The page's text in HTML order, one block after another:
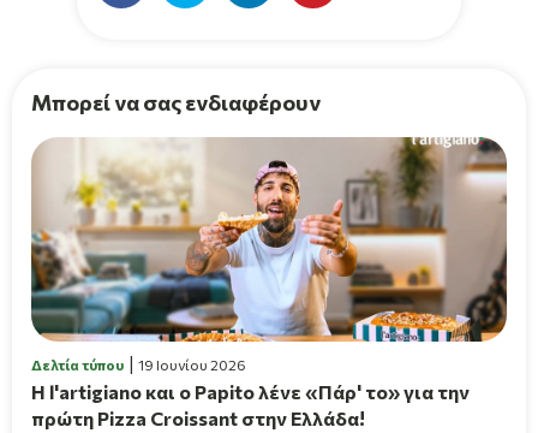
Μπορεί να σας ενδιαφέρουν
Δελτία τύπου 19 Ιουνίου 2026
H l'artigiano και ο Papito λένε «Πάρ' το» για την
πρώτη Pizza Croissant στην Ελλάδα!